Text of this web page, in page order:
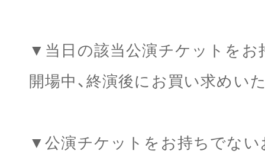
▼当日の該当公演チケットをお
開場中、終演後にお買い求めい
▼公演チケットをお持ちでない